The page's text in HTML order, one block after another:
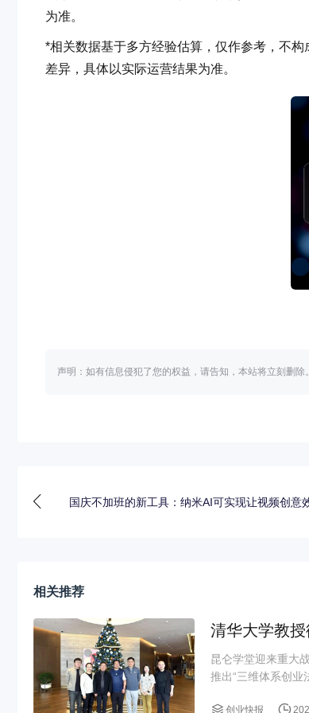
为准。
*相关数据基于多方经验估算，仅作参考，不
差异，具体以实际运营结果为准。
声明：如有信息侵犯了您的权益，请告知，本站将立刻删除。
国庆不加班的新工具：纳米AI可实现让视频创意
相关推荐
清华大学教
昆仑学堂迎来重大
推出“三维体系创业
创业快报